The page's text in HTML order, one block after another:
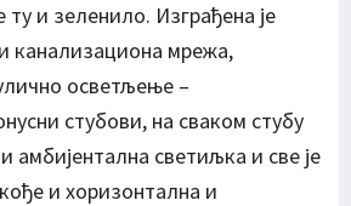
ту и зеленило. Изграђена је
канализациона мрежа,
осветљење –
стубови, на сваком стубу
амбијентална светиљка и све је
и хоризонтална и